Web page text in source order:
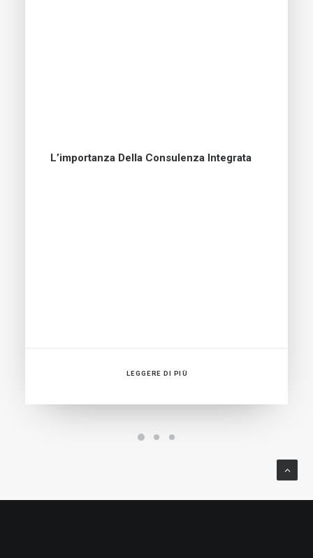
L’importanza Della Consulenza Integrata
LEGGERE DI PIÙ